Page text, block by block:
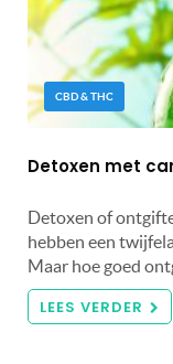
CBD & THC
Detoxen met
Detoxen of
hebben een
Maar hoe goed
LEES VERDER